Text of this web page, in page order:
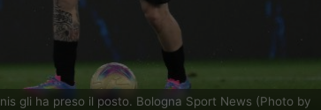
gli ha preso il posto. Bologna Sport News (Photo by